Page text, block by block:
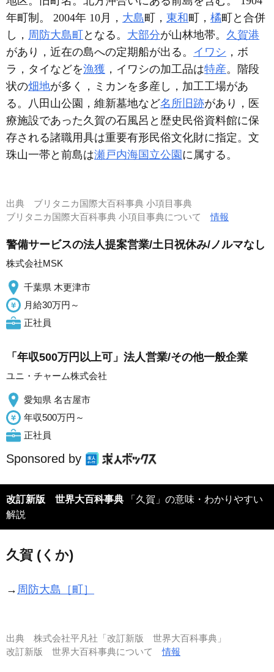
年町制。 2004年 10月， 大島町， 東和町， 橘町と合併
し， 周防大島町 となる。 大部分が山林地帯。 久賀港
があり，近在の島への定期船が出る。 イワシ ，ボ
ラ，タイなどを漁獲 ，イワシの加工品は特産。階段
状の畑地が多く，ミカンを多産し，加工工場があ
る。八田山公園，維新墓地など名所旧跡があり，医
療施設であった久賀の石風呂と歴史民俗資料館に保
存される諸職用具は重要有形民俗文化財に指定。文
珠山一帯と前島は瀬戸内海国立公園 に属する。
出典 ブリタニカ国際大百科事典 小項目事典
ブリタニカ国際大百科事典 小項目事典について情報
警備サービスの法人提案営業/土日祝休み/ノルマなし
株式会社MSK
千葉県 木更津市
月給30万円～
正社員
「年収500万円以上可」法人営業/その他一般企業
ユニ・チャーム株式会社
愛知県 名古屋市
年収500万円～
正社員
Sponsored by
改訂新版 世界大百科事典 「久賀」の意味・わかりやすい
解説
久賀 (くか)
→ 周防大島［町］
出典 株式会社平凡社「改訂新版 世界大百科事典」
改訂新版 世界大百科事典について情報